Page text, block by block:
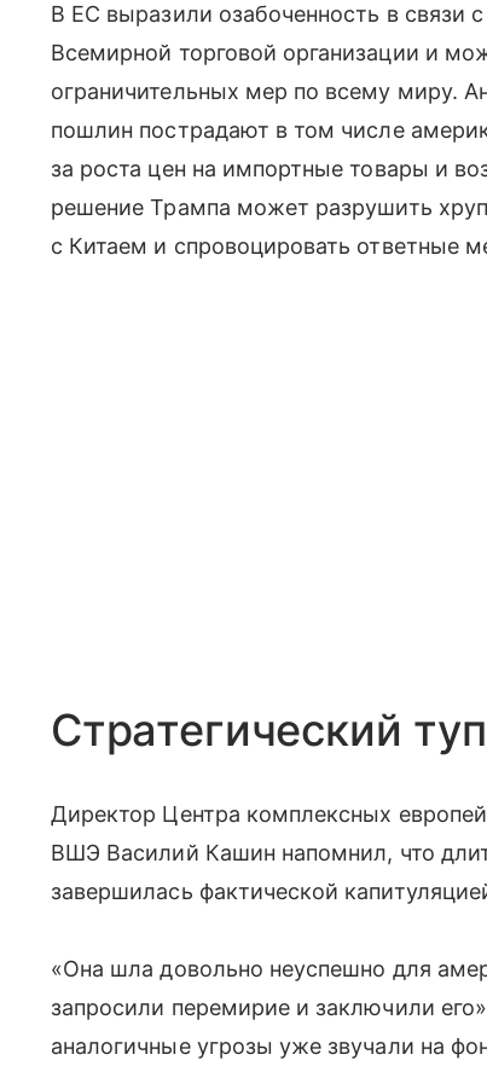
В ЕС выразили озабоченность в связи
Всемирной торговой организации и
ограничительных мер по всему миру.
пошлин пострадают в том числе
за роста цен на импортные товары и
решение Трампа может разрушить
с Китаем и спровоцировать ответные
Стратегический
Директор Центра комплексных
ВШЭ Василий Кашин напомнил, что
завершилась фактической
«Она шла довольно неуспешно для
запросили перемирие и заключили
аналогичные угрозы уже звучали на